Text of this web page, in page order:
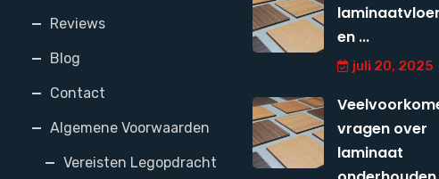
Reviews
Blog
Contact
Algemene Voorwaarden
Vereisten Legopdracht
en ...
juli 20, 2025
vragen over
laminaat